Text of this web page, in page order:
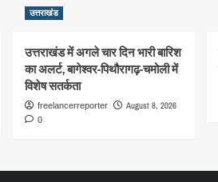
उत्तराखंड
उत्तराखंड में अगले चार दिन भारी बारिश
का अलर्ट, बागेश्वर-पिथौरागढ़-चमोली में
विशेष सतर्कता
freelancerreporter August 8, 2026
0